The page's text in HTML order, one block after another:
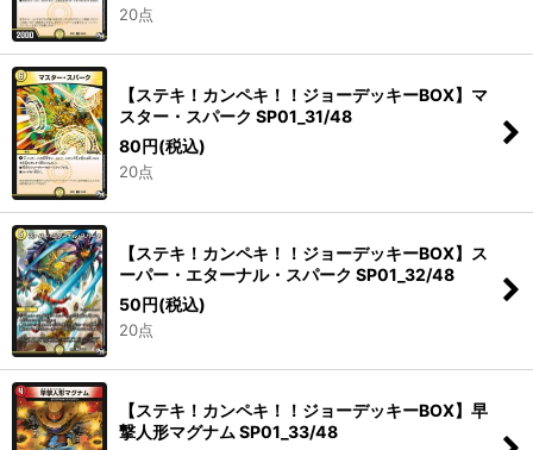
20点
【ステキ！カンペキ！！ジョーデッキーBOX】マ
スター・スパーク SP01_31/48
80 円(税込)
20点
【ステキ！カンペキ！！ジョーデッキーBOX】ス
ーパー・エターナル・スパーク SP01_32/48
50円(税込)
20点
【ステキ！カンペキ！！ジョーデッキーBOX】早
撃人形マグナム SP01_33/48